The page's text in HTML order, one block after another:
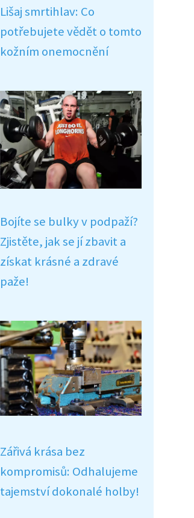
Lišaj smrtihlav: Co
potřebujete vědět o tomto
kožním onemocnění
Bojíte se bulky v podpaží?
Zjistěte, jak se jí zbavit a
získat krásné a zdravé
paže!
Zářivá krása bez
kompromisů: Odhalujeme
tajemství dokonalé holby!